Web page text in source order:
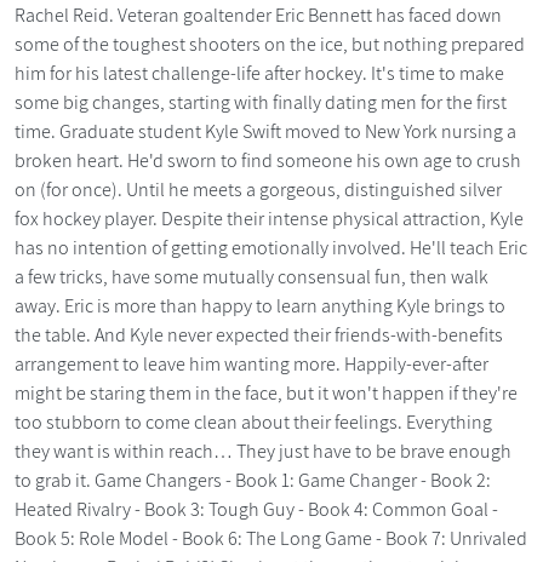
Rachel Reid. Veteran goaltender Eric Bennett has faced down
some of the toughest shooters on the ice, but nothing prepared
him for his latest challenge-life after hockey. It's time to make
some big changes, starting with finally dating men for the first
time. Graduate student Kyle Swift moved to New York nursing a
broken heart. He'd sworn to find someone his own age to crush
on (for once). Until he meets a gorgeous, distinguished silver
fox hockey player. Despite their intense physical attraction, Kyle
has no intention of getting emotionally involved. He'll teach Eric
a few tricks, have some mutually consensual fun, then walk
away. Eric is more than happy to learn anything Kyle brings to
the table. And Kyle never expected their friends-with-benefits
arrangement to leave him wanting more. Happily-ever-after
might be staring them in the face, but it won't happen if they're
too stubborn to come clean about their feelings. Everything
they want is within reach… They just have to be brave enough
to grab it. Game Changers - Book 1: Game Changer - Book 2:
Heated Rivalry - Book 3: Tough Guy - Book 4: Common Goal -
Book 5: Role Model - Book 6: The Long Game - Book 7: Unrivaled